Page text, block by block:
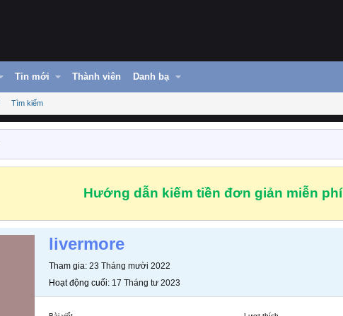
Tin mới Thành viên Danh bạ
Tìm kiếm
Hướng dẫn kiếm tiền đơn giản miễn phí
livermore
Tham gia 23 Tháng mười 2022
Hoạt động cuối 17 Tháng tư 2023